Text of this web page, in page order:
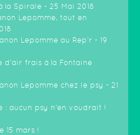
la Spirale - 25 Mai 2018
Lepomme, tout en
Lepomme au Rep'r - 19
d'air frais à la Fontaine
Lepomme chez le psy - 21
: aucun psy n'en voudrait !
15 mars !